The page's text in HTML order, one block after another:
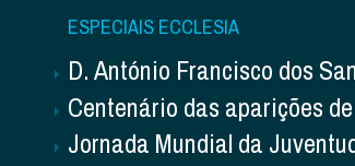
ESPECIAIS ECCLESIA
D. António Francisco dos
Centenário das aparições
Jornada Mundial da